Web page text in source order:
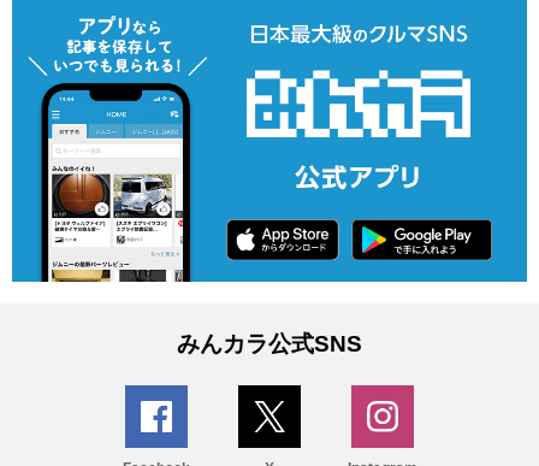
みんカラ公式SNS